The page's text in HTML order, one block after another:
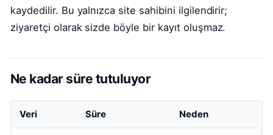
kaydedilir. Bu yalnızca site sahibini ilgilendirir;
ziyaretçi olarak sizde böyle bir kayıt oluşmaz.
Ne kadar süre tutuluyor
Veri Süre Neden